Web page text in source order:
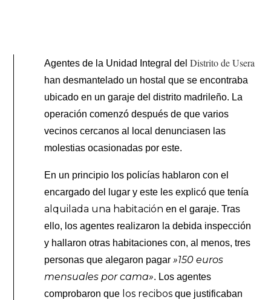
Agentes de la Unidad Integral delDistrito de Usera
han desmantelado un hostal que se encontraba
ubicado en un garaje del distrito madrileño. La
operación comenzó después de que varios
vecinos cercanos al local denunciasen las
molestias ocasionadas por este.
En un principio los policías hablaron con el
encargado del lugar y este les explicó que tenía
alquilada una habitación en el garaje. Tras
ello, los agentes realizaron la debida inspección
y hallaron otras habitaciones con, al menos, tres
personas que alegaron pagar»150 euros
mensuales por cama». Los agentes
comprobaron que los recibos que justificaban